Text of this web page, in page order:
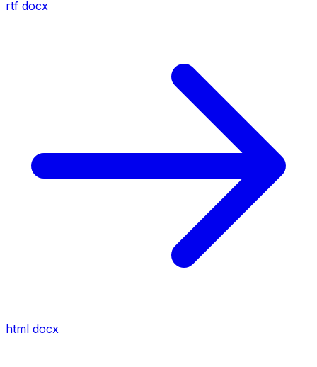
rtf docx
html docx